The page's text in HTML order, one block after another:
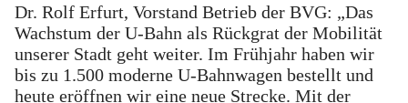
Dr. Rolf Erfurt, Vorstand Betrieb der BVG: „Das
Wachstum der U-Bahn als Rückgrat der Mobilität
unserer Stadt geht weiter. Im Frühjahr haben wir
bis zu 1.500 moderne U-Bahnwagen bestellt und
heute eröffnen wir eine neue Strecke. Mit der